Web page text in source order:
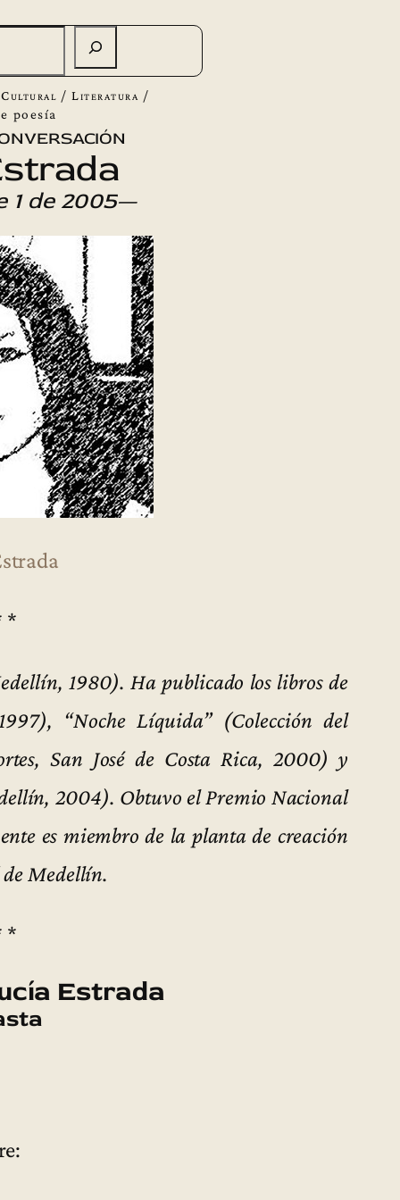
Cultural /Literatura /
poesía
1 de 2005—
*
1980). Ha publicado los libros de
“Noche Líquida” (Colección del
San José de Costa Rica, 2000) y
2004). Obtuvo el Premio Nacional
es miembro de la planta de creación
Medellín.
*
Estrada